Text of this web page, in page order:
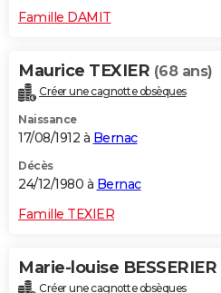
Famille DAMIT
Maurice TEXIER (68 ans)
Créer une cagnotte obsèques
Naissance
17/08/1912 à Bernac
Décès
24/12/1980 à Bernac
Famille TEXIER
Marie-louise BESSERIER
Créer une cagnotte obsèques